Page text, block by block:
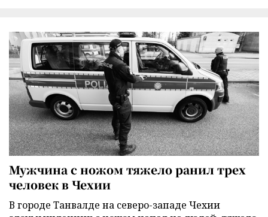
Мужчина с ножом тяжело ранил трех
человек в Чехии
В городе Танвалде на северо-западе Чехии